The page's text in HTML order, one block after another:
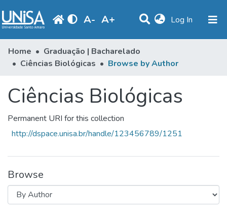
A- A+ Log In (current)
Communities & Collections
Produção Docente
Periodicals
Home
Graduação | Bacharelado
Ciências Biológicas
Browse by Author
Ciências Biológicas
Permanent URI for this collection
http://dspace.unisa.br/handle/123456789/1251
Browse